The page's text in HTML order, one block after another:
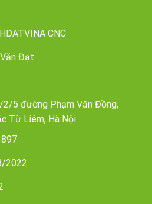
CNC
Đạt
2/5 đường Phạm Văn Đồng,
Từ Liêm, Hà Nội.
2022